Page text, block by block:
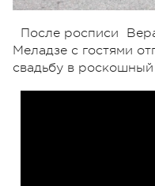
После росписи
Меладзе с гостями
свадьбу в